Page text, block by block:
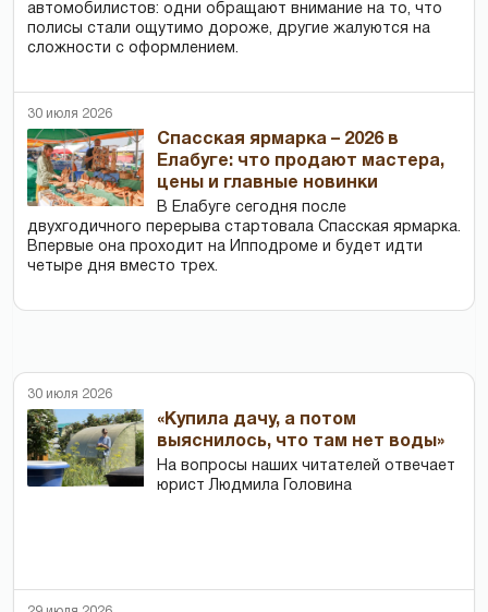
автомобилистов: одни обращают внимание на то, что
полисы стали ощутимо дороже, другие жалуются на
сложности с оформлением.
30 июля 2026
Спасская ярмарка – 2026 в
Елабуге: что продают мастера,
цены и главные новинки
В Елабуге сегодня после
двухгодичного перерыва стартовала Спасская ярмарка.
Впервые она проходит на Ипподроме и будет идти
четыре дня вместо трех.
30 июля 2026
«Купила дачу, а потом
выяснилось, что там нет воды»
На вопросы наших читателей отвечает
юрист Людмила Головина